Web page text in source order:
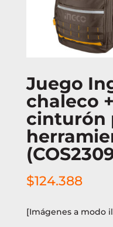
Juego
chaleco
cinturón
$124.388
[Imágenes a modo